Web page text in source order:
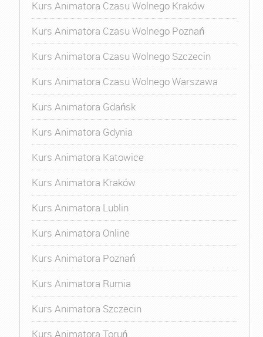
Kurs Animatora Czasu Wolnego Kraków
Kurs Animatora Czasu Wolnego Poznań
Kurs Animatora Czasu Wolnego Szczecin
Kurs Animatora Czasu Wolnego Warszawa
Kurs Animatora Gdańsk
Kurs Animatora Gdynia
Kurs Animatora Katowice
Kurs Animatora Kraków
Kurs Animatora Lublin
Kurs Animatora Online
Kurs Animatora Poznań
Kurs Animatora Rumia
Kurs Animatora Szczecin
Kurs Animatora Toruń